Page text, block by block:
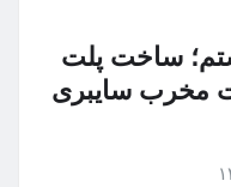
ساخت پلت
مخرب سایبری